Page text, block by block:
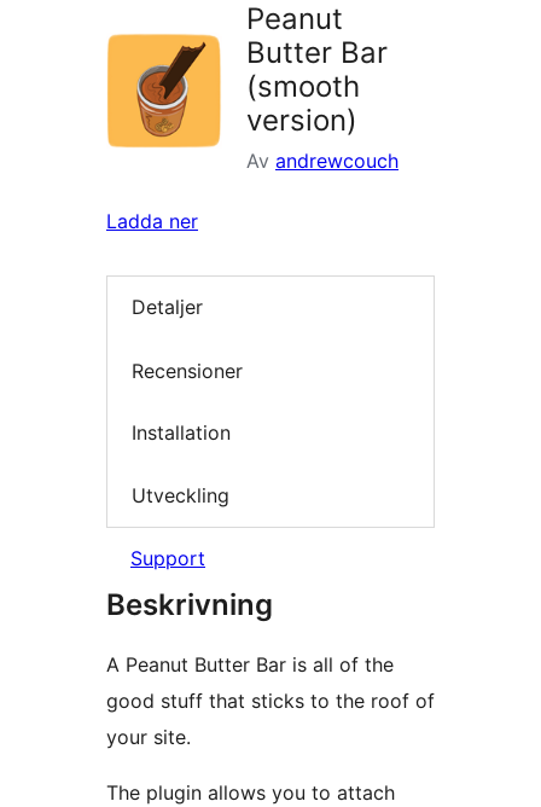
Peanut
Butter Bar
(smooth
version)
Av andrewcouch
Ladda ner
Detaljer
Recensioner
Installation
Utveckling
Support
Beskrivning
A Peanut Butter Bar is all of the
good stuff that sticks to the roof of
your site.
The plugin allows you to attach